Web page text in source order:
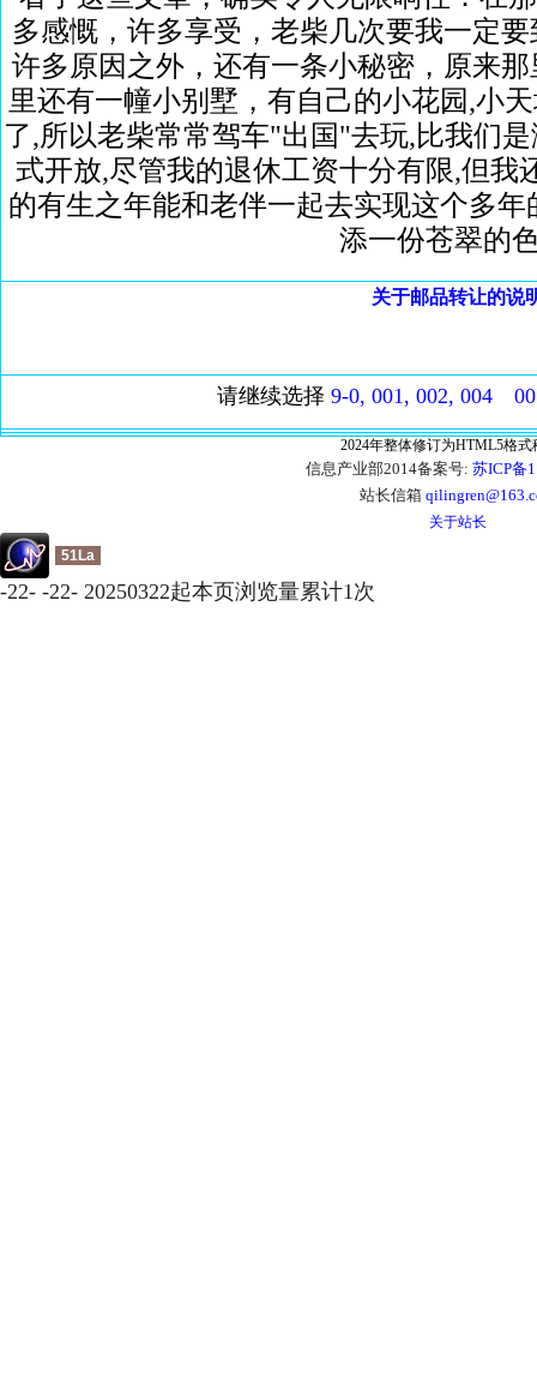
多感慨，许多享受，老柴几次要我一定
许多原因之外，还有一条小秘密，原来
里还有一幢小别墅，有自己的小花园,小
了,所以老柴常常驾车"出国"去玩,比我们
式开放,尽管我的退休工资十分有限,但我
的有生之年能和老伴一起去实现这个多
添一份苍翠的
关于邮品转让的说
请继续选择 9-0, 001, 002, 004
2024年整体修订为HTML5格式
信息产业部2014备案号: 苏ICP备
站长信箱
关于站长
51La
-22- -22- 20250322起本页浏览量累计1次